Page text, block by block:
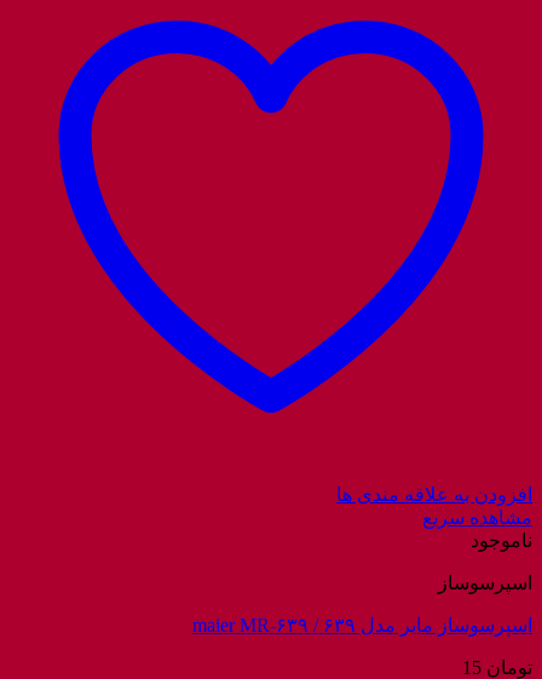
افزودن به علاقه مندی ها
مشاهده سریع
ناموجود
اسپرسوساز
اسپرسوساز مایر مدل ۶۳۹ / maier MR-۶۳۹
تومان